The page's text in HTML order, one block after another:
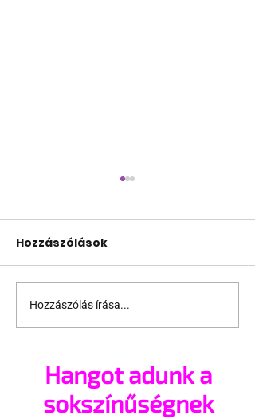
Jonathan Bailey új
szerepben tér vissza
Hozzászólások
Hozzászólás írása...
Hangot adunk a
sokszínűségnek